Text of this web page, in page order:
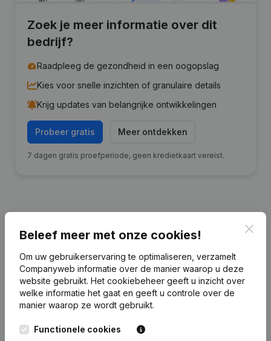
Zoek je meer informatie over dit
bedrijf?
Raadpleeg de gezondheid in een oogopslag
Kies voor snelle inzichten of granulaire details
Krijg updates van belangrijke ontwikkelingen
Probeer gratis Meer ontdekken
7 dagen gratis proefperiode, geen kredietkaart vereist.
Publicatiesvan Ziezo. & Co
Datum Publicatie
22-12-2023
Rubriek Oprichting (Nieuwe
Rechtspersoon, Opening Bijkantoor,
Beleef meer met onze cookies!
Om uw gebruikerservaring te optimaliseren, verzamelt
Companyweb informatie over de manier waarop u deze
website gebruikt. Het cookiebeheer geeft u inzicht over
welke informatie het gaat en geeft u controle over de
manier waarop ze wordt gebruikt.
Functionele cookies